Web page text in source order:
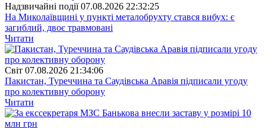
Надзвичайні події 07.08.2026 22:32:25
На Миколаївщині у пункті металобрухту стався вибух: є
загиблий, двоє травмовані
Читати
Свiт 07.08.2026 21:34:06
Пакистан, Туреччина та Саудівська Аравія підписали угоду
про колективну оборону
Читати